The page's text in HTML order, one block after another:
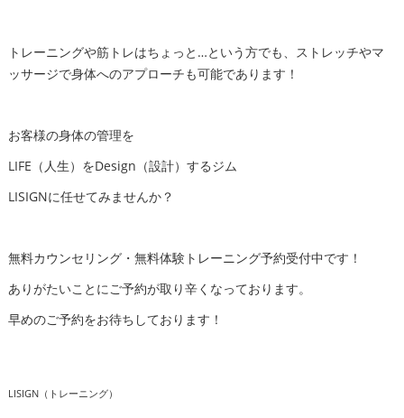
トレーニングや筋トレはちょっと…という方でも、ストレッチやマ
ッサージで身体へのアプローチも可能であります！
お客様の身体の管理を
LIFE（人生）をDesign（設計）するジム
LISIGNに任せてみませんか？
無料カウンセリング・無料体験トレーニング予約受付中です！
ありがたいことにご予約が取り辛くなっております。
早めのご予約をお待ちしております！
LISIGN（トレーニング）